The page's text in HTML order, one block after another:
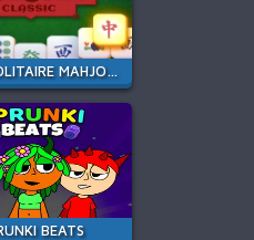
DAILY SOLITAIRE MAHJONG CLASSIC
BEATS